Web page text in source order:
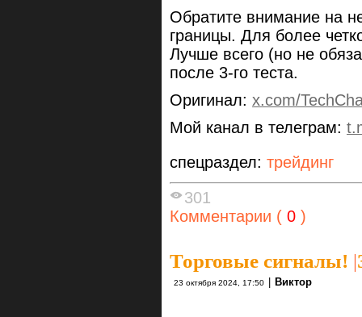
Обратите внимание на
границы. Для более
Лучше всего (но не
после 3-го теста.
Оригинал: x.com/
Мой канал в телеграм:
спецраздел: трейдинг
301
Комментарии ( 0 )
Торговые сигналы! |
23 октября 2024, 17:50 Виктор